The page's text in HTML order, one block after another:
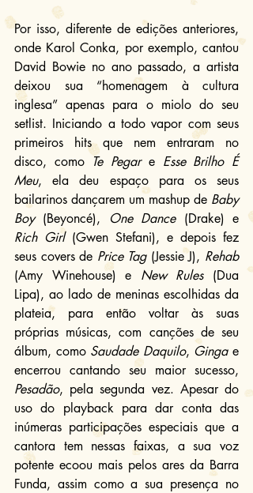
Por isso, diferente de edições anteriores,
onde Karol Conka, por exemplo, cantou
David Bowie no ano passado, a artista
deixou sua “homenagem à cultura
inglesa” apenas para o miolo do seu
setlist. Iniciando a todo vapor com seus
primeiros hits que nem entraram no
disco, como Te Pegar e Esse Brilho É
Meu, ela deu espaço para os seus
bailarinos dançarem um mashup de Baby
Boy (Beyoncé), One Dance
Rich Girl (Gwen Stefani), e depois fez
seus covers de Price Tag (Jessie J), Rehab
(Amy Winehouse) e New Rules (Dua
Lipa), ao lado de meninas escolhidas da
plateia, para então voltar às suas
próprias músicas, com canções de seu
álbum, como Saudade Daquilo, Ginga e
Pesadão, pela segunda vez. Apesar do
uso do playback para dar conta das
inúmeras participações especiais que a
cantora tem nessas faixas, a sua voz
potente ecoou mais pelos ares da Barra
Funda, assim como a sua presença no